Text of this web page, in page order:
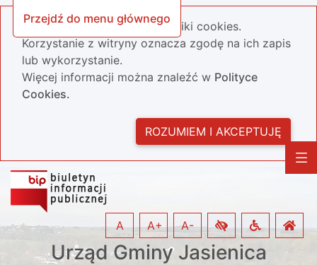
Przejdź do menu głównego
Nasza strona wykorzystuje pliki cookies.
Korzystanie z witryny oznacza zgodę na ich zapis
lub wykorzystanie.
Więcej informacji można znaleźć w Polityce
Cookies.
ROZUMIEM I AKCEPTUJĘ
Urząd Gminy Jasienica
A A+ A-